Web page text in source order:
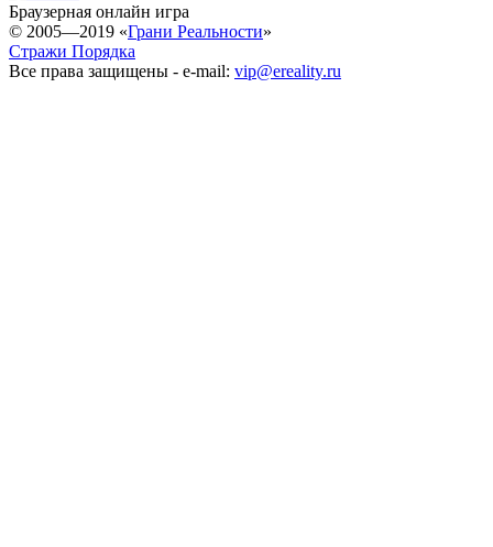
Браузерная онлайн игра
© 2005—2019 «Грани Реальности»
Стражи Порядка
Все права защищены - e-mail: vip@ereality.ru